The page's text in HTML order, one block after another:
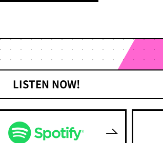
LISTEN NOW!